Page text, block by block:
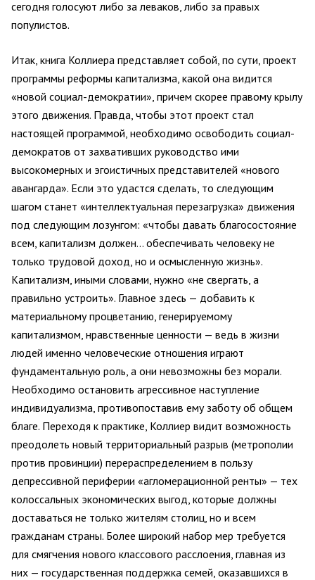
сегодня голосуют либо за леваков, либо за правых
популистов.
Итак, книга Коллиера представляет собой, по сути, проект
программы реформы капитализма, какой она видится
«новой социал-демократии», причем скорее правому крылу
этого движения. Правда, чтобы этот проект стал
настоящей программой, необходимо освободить социал-
демократов от захвативших руководство ими
высокомерных и эгоистичных представителей «нового
авангарда». Если это удастся сделать, то следующим
шагом станет «интеллектуальная перезагрузка» движения
под следующим лозунгом: «чтобы давать благосостояние
всем, капитализм должен… обеспечивать человеку не
только трудовой доход, но и осмысленную жизнь».
Капитализм, иными словами, нужно «не свергать, а
правильно устроить». Главное здесь — добавить к
материальному процветанию, генерируемому
капитализмом, нравственные ценности — ведь в жизни
людей именно человеческие отношения играют
фундаментальную роль, а они невозможны без морали.
Необходимо остановить агрессивное наступление
индивидуализма, противопоставив ему заботу об общем
благе. Переходя к практике, Коллиер видит возможность
преодолеть новый территориальный разрыв (метрополии
против провинции) перераспределением в пользу
депрессивной периферии «агломерационной ренты» — тех
колоссальных экономических выгод, которые должны
доставаться не только жителям столиц, но и всем
гражданам страны. Более широкий набор мер требуется
для смягчения нового классового расслоения, главная из
них — государственная поддержка семей, оказавшихся в